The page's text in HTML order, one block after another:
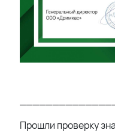
Прошли проверку